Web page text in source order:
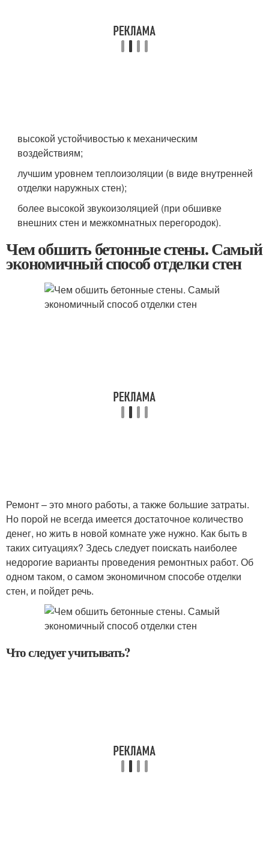
высокой устойчивостью к механическим
воздействиям;
лучшим уровнем теплоизоляции (в виде внутренней
отделки наружных стен);
более высокой звукоизоляцией (при обшивке
внешних стен и межкомнатных перегородок).
Чем обшить бетонные стены. Самый
экономичный способ отделки стен
Ремонт – это много работы, а также большие затраты.
Но порой не всегда имеется достаточное количество
денег, но жить в новой комнате уже нужно. Как быть в
таких ситуациях? Здесь следует поискать наиболее
недорогие варианты проведения ремонтных работ. Об
одном таком, о самом экономичном способе отделки
стен, и пойдет речь.
Что следует учитывать?